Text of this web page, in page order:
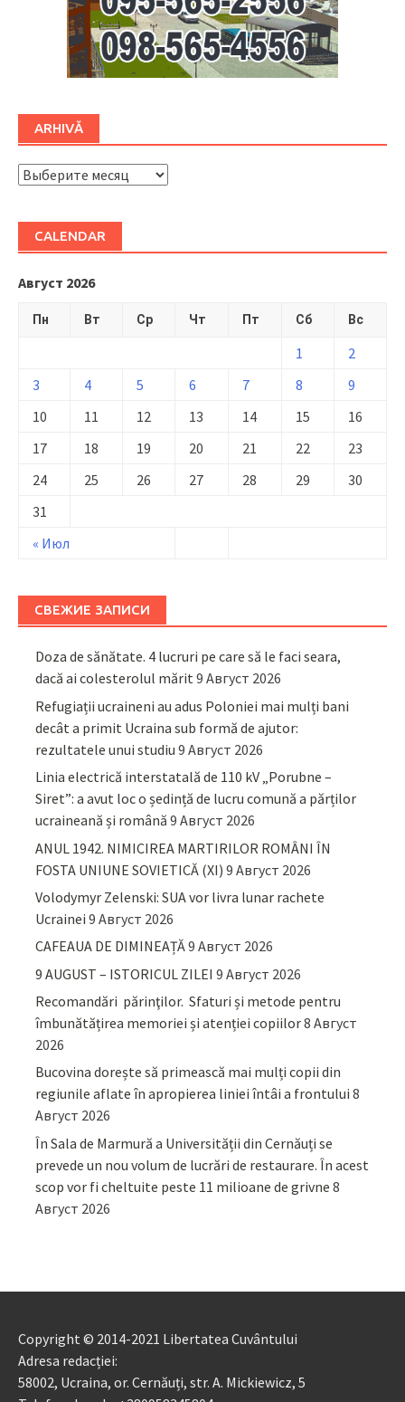
ARHIVĂ
ARHIVĂ
CALENDAR
Август 2026
Пн Вт Ср Чт Пт Сб Вс
« Июл
1
2
3
4 5 6 7 8
9
10
11 12 13 14 15
16
17
18 19 20 21 22
23
24
25 26 27 28 29
30
31
СВЕЖИЕ ЗАПИСИ
Doza de sănătate. 4 lucruri pe care să le faci seara,
dacă ai colesterolul mărit9 Август 2026
Refugiații ucraineni au adus Poloniei mai mulți bani
decât a primit Ucraina sub formă de ajutor:
rezultatele unui studiu 9 Август 2026
Linia electrică interstatală de 110 kV „Porubne –
Siret”: a avut loc o ședință de lucru comună a părților
ucraineană și română 9 Август 2026
ANUL 1942. NIMICIREA MARTIRILOR ROMÂNI ÎN
FOSTA UNIUNE SOVIETICĂ (XI) 9 Август 2026
Volodymyr Zelenski: SUA vor livra lunar rachete
Ucrainei 9 Август 2026
CAFEAUA DE DIMINEAȚĂ9 Август 2026
9 AUGUST – ISTORICUL ZILEI 9 Август 2026
Recomandări părinţilor. Sfaturi și metode pentru
îmbunătățirea memoriei și atenției copiilor8 Август
2026
Bucovina dorește să primească mai mulți copii din
regiunile aflate în apropierea liniei întâi a frontului 8
Август 2026
În Sala de Marmură a Universității din Cernăuți se
prevede un nou volum de lucrări de restaurare. În acest
scop vor fi cheltuite peste 11 milioane de grivne 8
Август 2026
Copyright © 2014-2021 Libertatea Cuvântului
Adresa redacției:
58002, Ucraina, or. Cernăuți, str. A. Mickiewicz, 5